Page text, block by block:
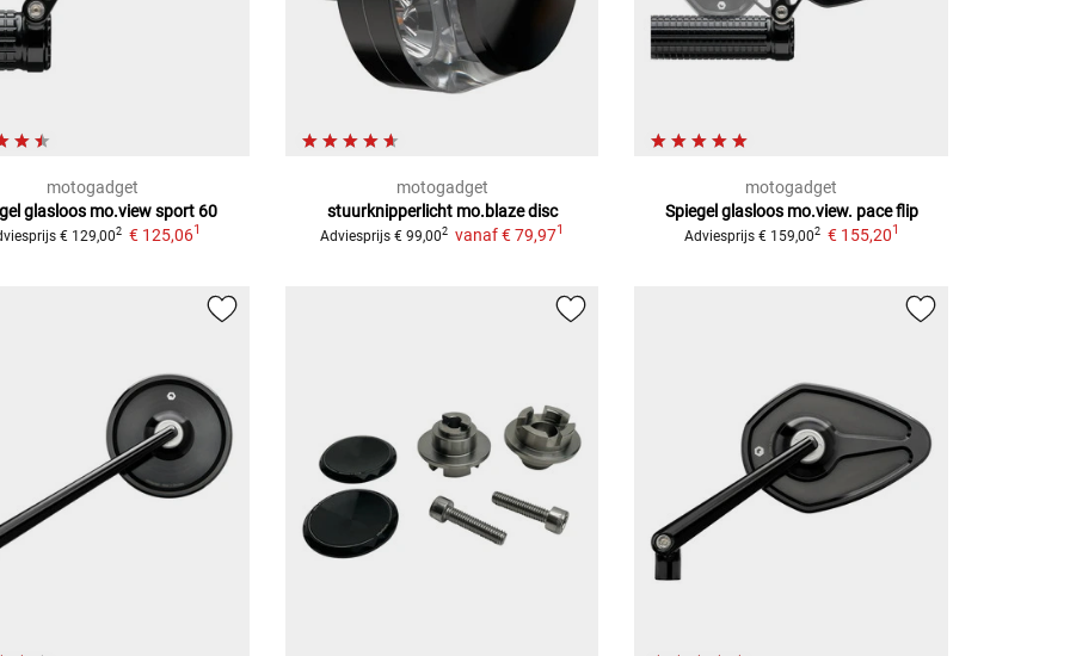
motogadget
glasloos mo.view sport 60
€ 129,002 € 125,061
motogadget
stuurknipperlicht mo.blaze disc
Adviesprijs € 99,002 vanaf € 79,971
motogadget
Spiegel glasloos mo.view. pace flip
Adviesprijs € 159,002 € 155,201